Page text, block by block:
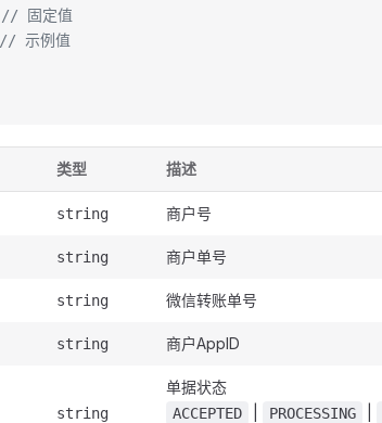
// 固定值
// 示例值
类型 描述
string 商户号
string 商户单号
string 微信转账单号
string 商户AppID
string
单据状态
ACCEPTED PROCESSING